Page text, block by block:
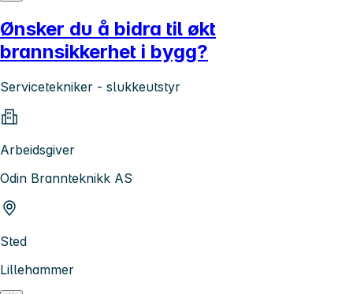
Ønsker du å bidra til økt
brannsikkerhet i bygg?
Servicetekniker - slukkeutstyr
Arbeidsgiver
Odin Brannteknikk AS
Sted
Lillehammer